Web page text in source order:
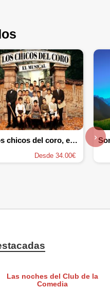
Los chicos del coro, el Musical
Desde 34.00€
›
Las noches del Club de la
Comedia